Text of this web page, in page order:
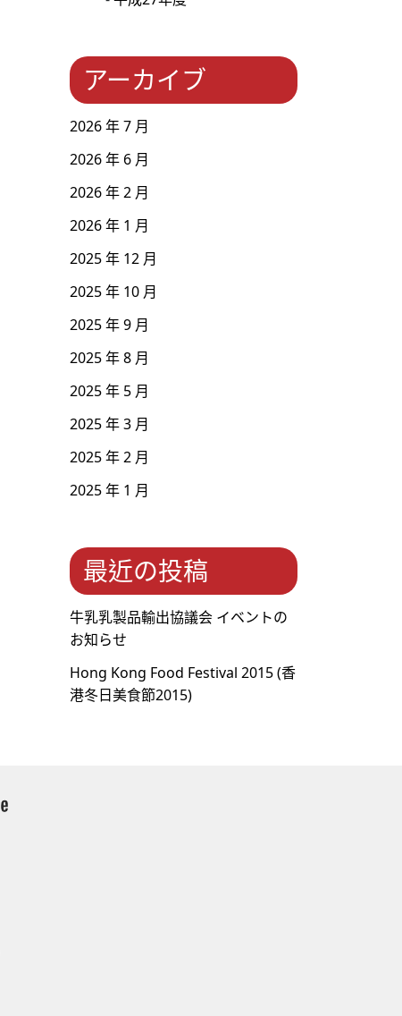
アーカイブ
2026 年 7 月
2026 年 6 月
2026 年 2 月
2026 年 1 月
2025 年 12 月
2025 年 10 月
2025 年 9 月
2025 年 8 月
2025 年 5 月
2025 年 3 月
2025 年 2 月
2025 年 1 月
最近の投稿
牛乳乳製品輸出協議会 イベントの
お知らせ
Hong Kong Food Festival 2015 (⾹
港冬⽇美⾷節2015)